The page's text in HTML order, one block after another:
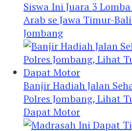
Siswa Ini Juara 3
Arab se Jawa Timur-
Jombang
Banjir Hadiah Jalan
Polres Jombang, Lihat
Dapat Motor